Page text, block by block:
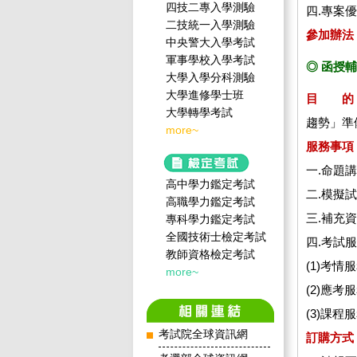
四技二專入學測驗
二技統一入學測驗
中央警大入學考試
軍事學校入學考試
大學入學分科測驗
大學進修學士班
大學轉學考試
more~
高中學力鑑定考試
高職學力鑑定考試
專科學力鑑定考試
全國技術士檢定考試
教師資格檢定考試
more~
考試院全球資訊網
四.專案
參加辦法
◎ 函授
目 的
趨勢」
服務事項
一.命題
二.模擬
三.補充
四.考試
(1)考情
(2)應考
(3)課程
訂購方式